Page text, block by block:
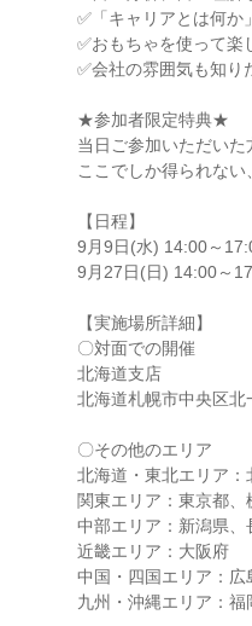
✅「キャリアとは何か
✅おもちゃを使って楽
✅会社の雰囲気も知り
★参加者限定特典★
当日ご参加いただいた
ここでしか得られな
【日程】
9月9日(水) 14:00～
9月27日(日) 14:00～
【実施場所詳細】
〇対面での開催
北海道支店
北海道札幌市中央区
〇その他のエリア
北海道・東北エリア：
関東エリア：東京都、
中部エリア：新潟県
近畿エリア：大阪府
中国・四国エリア：
九州・沖縄エリア：福